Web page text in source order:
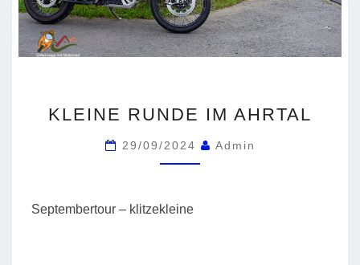
RUNDE
IM
AHRTAL
KLEINE RUNDE IM AHRTAL
29/09/2024 Admin
Septembertour – klitzekleine